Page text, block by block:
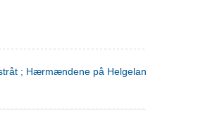
; Hærmændene på Helgeland